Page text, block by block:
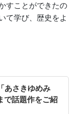
すことができたの
て学び、歴史をよ
あさきゆめみ
で話題作をご紹